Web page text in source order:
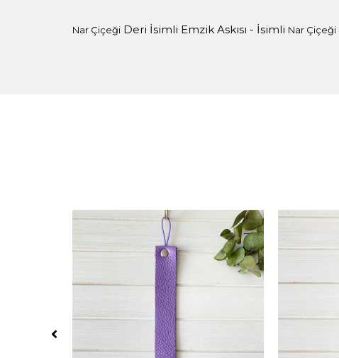
Nar Çiçeği Deri İsimli Emzik Askısı - İsimli Nar Çiçeği